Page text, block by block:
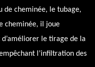
de cheminée, le tubage,
cheminée, il joue
le tirage de la
l’infiltration des